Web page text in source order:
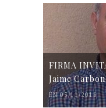
FIRMA
Jaime
EN 05/11/2016